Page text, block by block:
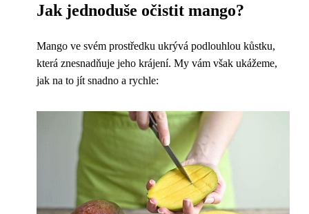
Jak jednoduše očistit mango?
Mango ve svém prostředku ukrývá podlouhlou kůstku,
která znesnadňuje jeho krájení. My vám však ukážeme,
jak na to jít snadno a rychle: